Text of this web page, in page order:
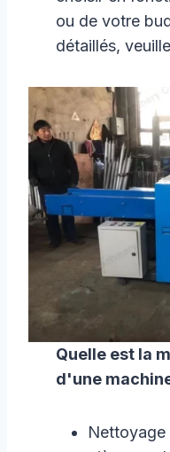
ou de votre
détaillés,
Quelle est la
d'une